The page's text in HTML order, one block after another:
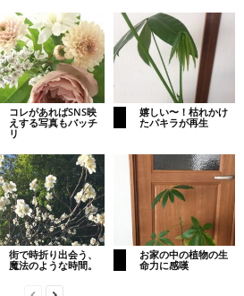
コレがあればSNS映
えする写真もバッチ
リ
嬉しい〜！枯れかけ
たパキラが再生
街で時折り出会う、
魔法のような時間。
お家の中の植物の生
命力に感嘆